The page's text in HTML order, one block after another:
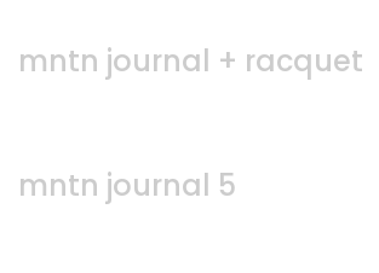
mntn journal + racquet
mntn journal 5